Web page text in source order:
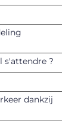
s'attendre ?
dankzij